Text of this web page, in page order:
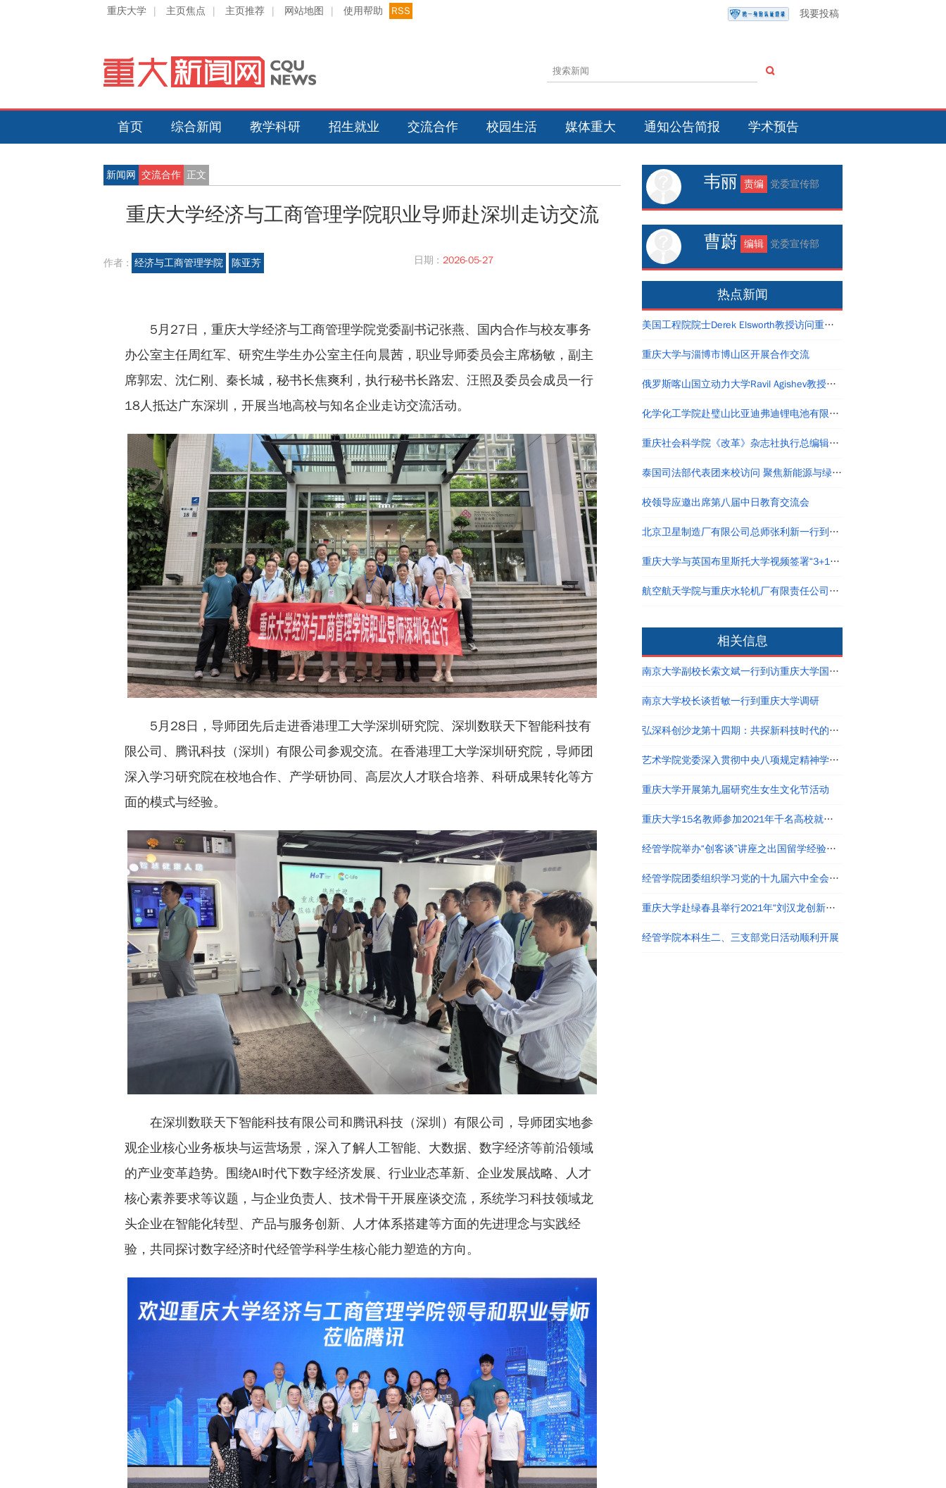
重庆大学 | 主页焦点 | 主页推荐 | 网站地图 | 使用帮助 RSS 我要投稿
首页 综合新闻 教学科研 招生就业 交流合作 校园生活 媒体重大 通知公告简报 学术预告
新闻网 交流合作 正文
重庆大学经济与工商管理学院职业导师赴深圳走访交流
作者 : 经济与工商管理学院 陈亚芳 日期 : 2026-05-27
5月27日，重庆大学经济与工商管理学院党委副书记张燕、国内合作与校友事务
办公室主任周红军、研究生学生办公室主任向晨茜，职业导师委员会主席杨敏，副主
席郭宏、沈仁刚、秦长城，秘书长焦爽利，执行秘书长路宏、汪照及委员会成员一行
18人抵达广东深圳，开展当地高校与知名企业走访交流活动。
5月28日，导师团先后走进香港理工大学深圳研究院、深圳数联天下智能科技有
限公司、腾讯科技（深圳）有限公司参观交流。在香港理工大学深圳研究院，导师团
深入学习研究院在校地合作、产学研协同、高层次人才联合培养、科研成果转化等方
面的模式与经验。
在深圳数联天下智能科技有限公司和腾讯科技（深圳）有限公司，导师团实地参
观企业核心业务板块与运营场景，深入了解人工智能、大数据、数字经济等前沿领域
的产业变革趋势。围绕AI时代下数字经济发展、行业业态革新、企业发展战略、人才
核心素养要求等议题，与企业负责人、技术骨干开展座谈交流，系统学习科技领域龙
头企业在智能化转型、产品与服务创新、人才体系搭建等方面的先进理念与实践经
验，共同探讨数字经济时代经管学科学生核心能力塑造的方向。
韦丽 责编 党委宣传部
曹蔚 编辑 党委宣传部
热点新闻
美国工程院院士Derek Elsworth教授访问重庆大学资源与安全学院并作学术报告
重庆大学与淄博市博山区开展合作交流
俄罗斯喀山国立动力大学Ravil Agishev教授到访光电学院并开展系列学术交流
化学化工学院赴璧山比亚迪弗迪锂电池有限公司开展访企拓岗活动
重庆社会科学院《改革》杂志社执行总编辑文丰安作客马克思主义学院“红岩讲坛”第四十八讲
泰国司法部代表团来校访问 聚焦新能源与绿色建筑技术交流​
校领导应邀出席第八届中日教育交流会
北京卫星制造厂有限公司总师张利新一行到航空航天学院进行交流座谈
重庆大学与英国布里斯托大学视频签署“3+1”本硕连读项目合作协议
航空航天学院与重庆水轮机厂有限责任公司举办科技合作研讨会
相关信息
南京大学副校长索文斌一行到访重庆大学国家卓越工程师学院
南京大学校长谈哲敏一行到重庆大学调研
弘深科创沙龙第十四期：共探新科技时代的创新创业与职业发展
艺术学院党委深入贯彻中央八项规定精神学习教育读书班结业
重庆大学开展第九届研究生女生文化节活动
重庆大学15名教师参加2021年千名高校就业工作者专题培训
经管学院举办“创客谈”讲座之出国留学经验分享
经管学院团委组织学习党的十九届六中全会精神
重庆大学赴绿春县举行2021年“刘汉龙创新团队龙之梦”奖助学金颁发仪式
经管学院本科生二、三支部党日活动顺利开展